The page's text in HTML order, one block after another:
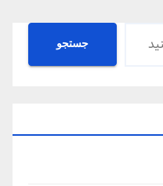
جستجو